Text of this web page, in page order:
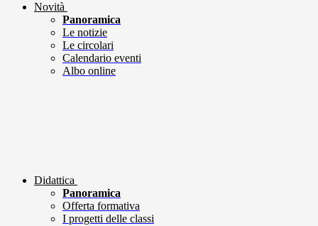
Novità
Panoramica
Le notizie
Le circolari
Calendario eventi
Albo online
Didattica
Panoramica
Offerta formativa
I progetti delle classi